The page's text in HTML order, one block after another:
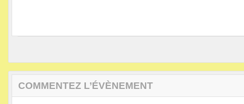
COMMENTEZ L’ÉVÈNEMENT